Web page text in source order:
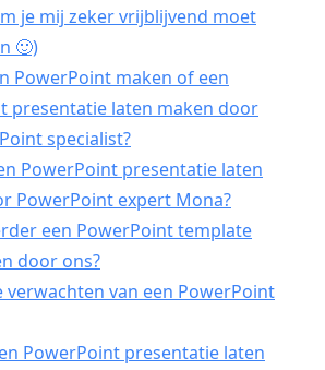
je mij zeker vrijblijvend moet
🙂)
PowerPoint maken of een
presentatie laten maken door
specialist?
PowerPoint presentatie laten
PowerPoint expert Mona?
een PowerPoint template
door ons?
verwachten van een PowerPoint
PowerPoint presentatie laten